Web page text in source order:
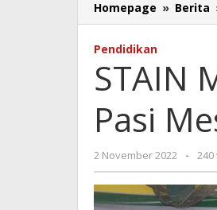
Homepage » Berita
Pendidikan
STAIN
Pasi
2 November 2022
oleh
- 240